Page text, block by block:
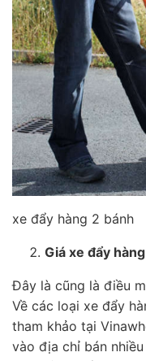
xe đẩy hàng 2 bánh
Giá xe đẩy
Đây là cũng là điều
Về các loại xe đẩy
tham khảo tại
vào địa chỉ bán